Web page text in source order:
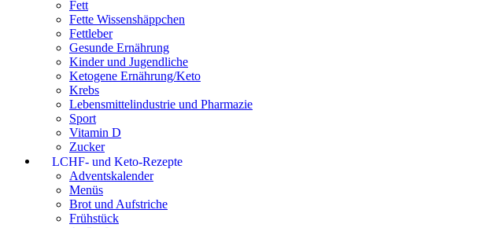
Fett
Fette Wissenshäppchen
Fettleber
Gesunde Ernährung
Kinder und Jugendliche
Ketogene Ernährung/Keto
Krebs
Lebensmittelindustrie und Pharmazie
Sport
Vitamin D
Zucker
LCHF- und Keto-Rezepte
Adventskalender
Menüs
Brot und Aufstriche
Frühstück